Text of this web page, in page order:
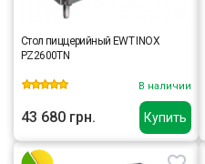
Купить
Стол пиццерийный EWT INOX
PZ2600TN
В наличии
43 680 грн.